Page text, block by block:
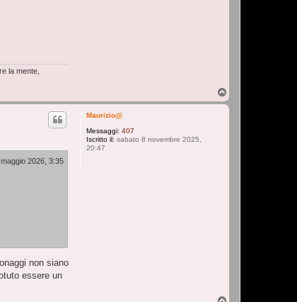
la mente,
o
p
Maurizio@
Messaggi: 407
Iscritto il: sabato 8 novembre 2025,
20:47
2026, 3:35
non siano
essere un